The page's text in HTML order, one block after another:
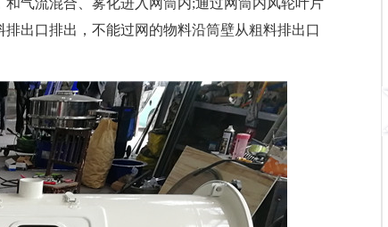
气流混合、雾化进入网筒内;通过网筒内风轮叶片
出口排出，不能过网的物料沿筒壁从粗料排出口